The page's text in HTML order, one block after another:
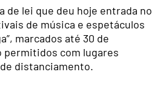
de lei que deu hoje entrada no
de música e espetáculos
marcados até 30 de
permitidos com lugares
distanciamento.